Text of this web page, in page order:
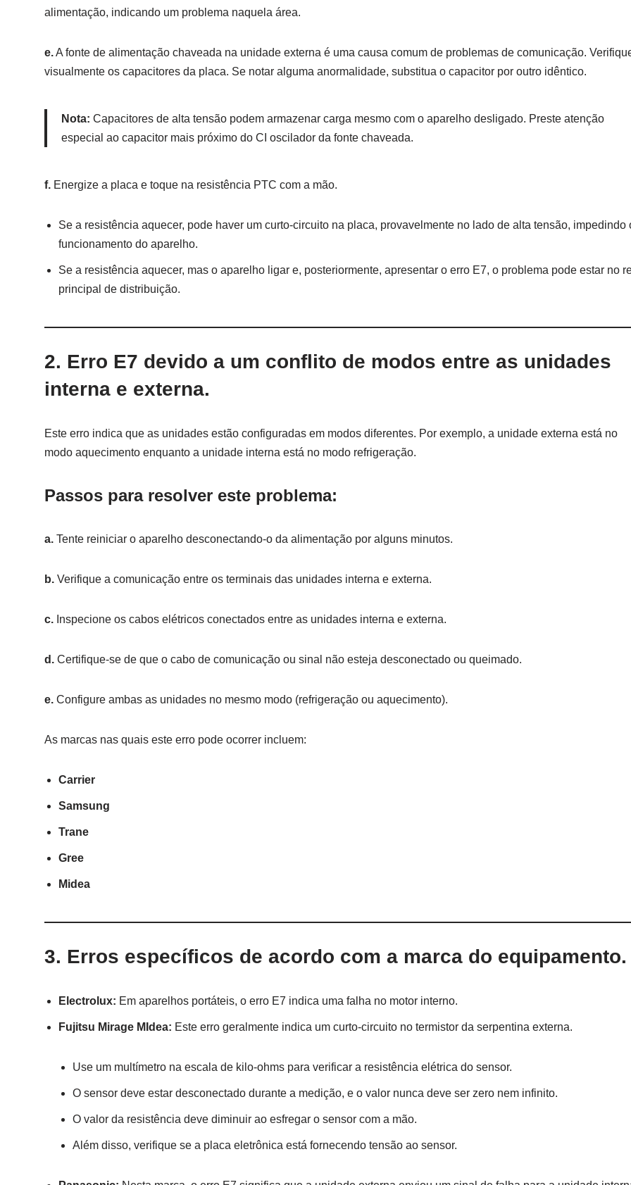
alimentação, indicando um problema naquela área.
e.A fonte de alimentação chaveada na unidade externa é uma causa comum de problemas de comunicação.
visualmente os capacitores da placa. Se notar alguma anormalidade, substitua o capacitor por outro idêntico.
Nota: Capacitores de alta tensão podem armazenar carga mesmo com o aparelho desligado. Preste atenção
especial ao capacitor mais próximo do CI oscilador da fonte chaveada.
f. Energize a placa e toque na resistência PTC com a mão.
Se a resistência aquecer, pode haver um curto-circuito na placa, provavelmente no lado de alta tensão, impedindo
funcionamento do aparelho.
Se a resistência aquecer, mas o aparelho ligar e, posteriormente, apresentar o erro E7, o problema pode estar no
principal de distribuição.
2. Erro E7 devido a um conflito de modos entre as unidades
interna e externa.
Este erro indica que as unidades estão configuradas em modos diferentes. Por exemplo, a unidade externa está no
modo aquecimento enquanto a unidade interna está no modo refrigeração.
Passos para resolver este problema:
a. Tente reiniciar o aparelho desconectando-o da alimentação por alguns minutos.
b. Verifique a comunicação entre os terminais das unidades interna e externa.
c. Inspecione os cabos elétricos conectados entre as unidades interna e externa.
d. Certifique-se de que o cabo de comunicação ou sinal não esteja desconectado ou queimado.
e. Configure ambas as unidades no mesmo modo (refrigeração ou aquecimento).
As marcas nas quais este erro pode ocorrer incluem:
Carrier
Samsung
Trane
Gree
Midea
3. Erros específicos de acordo com a marca do equipamento.
Electrolux: Em aparelhos portáteis, o erro E7 indica uma falha no motor interno.
Fujitsu Mirage MIdea: Este erro geralmente indica um curto-circuito no termistor da serpentina externa.
Use um multímetro na escala de kilo-ohms para verificar a resistência elétrica do sensor.
O sensor deve estar desconectado durante a medição, e o valor nunca deve ser zero nem infinito.
O valor da resistência deve diminuir ao esfregar o sensor com a mão.
Além disso, verifique se a placa eletrônica está fornecendo tensão ao sensor.